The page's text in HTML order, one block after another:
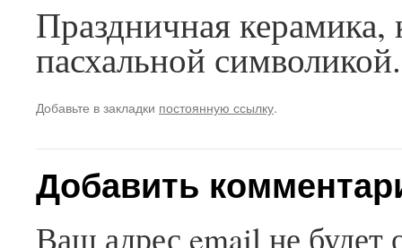
Праздничная
пасхальной символикой.
Добавьте в закладки постоянную ссылку.
Добавить
Ваш адрес email не будет